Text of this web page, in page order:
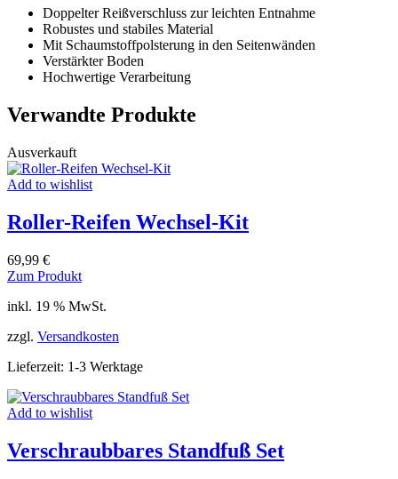
Doppelter Reißverschluss zur leichten Entnahme
Robustes und stabiles Material
Mit Schaumstoffpolsterung in den Seitenwänden
Verstärkter Boden
Hochwertige Verarbeitung
Verwandte Produkte
Ausverkauft
Add to wishlist
Roller-Reifen Wechsel-Kit
69,99 €
Zum Produkt
inkl. 19 % MwSt.
zzgl. Versandkosten
Lieferzeit: 1-3 Werktage
Add to wishlist
Verschraubbares Standfuß Set